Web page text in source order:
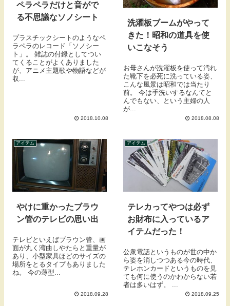
ペラペラだけと音がで
る不思議なソノシート
プラスチックシートのようなペ
ラペラのレコード「ソノシー
ト」。 雑誌の付録としてつい
てくることがよくありました
が、アニメ主題歌や物語などが
収...
2018.10.08
洗濯板ブームがやって
きた！昭和の道具を使
いこなそう
お母さんが洗濯板を使って汚れ
た靴下を必死に洗っている姿、
こんな風景は昭和では当たり
前。 今は手洗いするなんてと
んでもない、という主婦の人
が...
2018.08.08
アイテム
やけに重かったブラウ
ン管のテレビの思い出
テレビといえばブラウン管、画
面が丸く湾曲しやたらと重量が
あり、小型家具ほどのサイズの
場所をとるタイプもありました
ね。 今の薄型...
2018.09.28
アイテム
テレカってやつは必ず
お財布に入っているア
イテムだった！
公衆電話というものが世の中か
ら姿を消しつつある今の時代、
テレホンカードというものを見
ても何に使うのかわからない若
者は多いはず。 ...
2018.09.25